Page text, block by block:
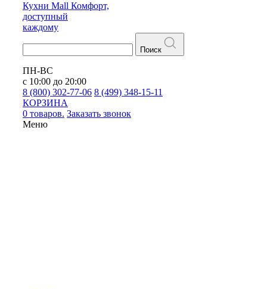
Кухни Mall Комфорт,
доступный
каждому
Поиск
ПН-ВС
с 10:00 до 20:00
8 (800) 302-77-06 8 (499) 348-15-11
КОРЗИНА
0 товаров. Заказать звонок
Меню